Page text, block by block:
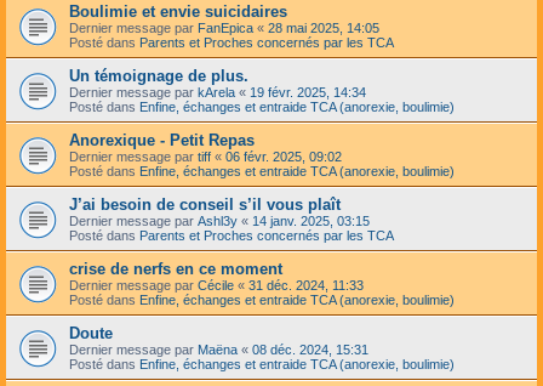
Boulimie et envie suicidaires
Dernier message par FanEpica « 28 mai 2025, 14:05
Posté dans Parents et Proches concernés par les TCA
Un témoignage de plus.
Dernier message par kArela « 19 févr. 2025, 14:34
Posté dans Enfine, échanges et entraide TCA (anorexie, boulimie)
Anorexique - Petit Repas
Dernier message par tiff « 06 févr. 2025, 09:02
Posté dans Enfine, échanges et entraide TCA (anorexie, boulimie)
J’ai besoin de conseil s’il vous plaît
Dernier message par Ashl3y « 14 janv. 2025, 03:15
Posté dans Parents et Proches concernés par les TCA
crise de nerfs en ce moment
Dernier message par Cécile « 31 déc. 2024, 11:33
Posté dans Enfine, échanges et entraide TCA (anorexie, boulimie)
Doute
Dernier message par Maëna « 08 déc. 2024, 15:31
Posté dans Enfine, échanges et entraide TCA (anorexie, boulimie)